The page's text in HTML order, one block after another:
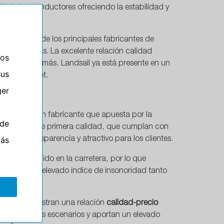
de los conductores ofreciendo la estabilidad y
y uno de los principales fabricantes de
fábricas. La excelente relación calidad
Además, Landsail ya está presente en un
por internet.
por ser un fabricante que apuesta por la
de primera calidad, que cumplan con
transparencia y atractivo para los clientes.
y poco ruido en la carretera, por lo que
por el elevado índice de insonoridad tanto
Muestran una relación calidad-precio
distintos escenarios y aportan un elevado